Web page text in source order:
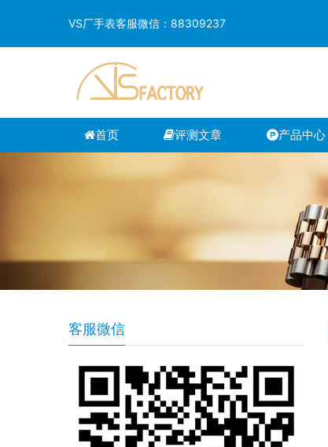
首页 评测文章 产品中心
客服微信
VS厂手表客服微信：88309237